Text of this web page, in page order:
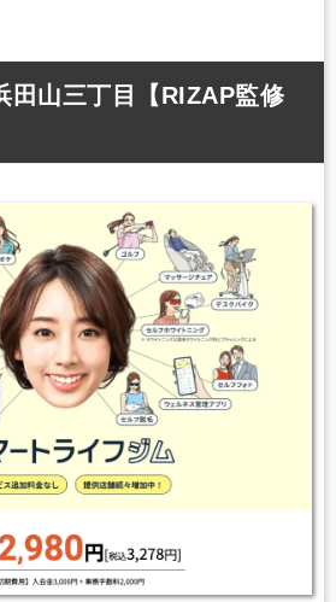
田山三丁目【RIZAP監修